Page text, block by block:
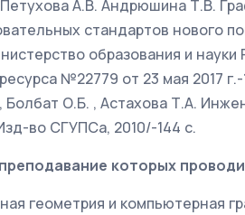
А.В. Андрюшина Т.В.
стандартов нового
образования и
№22779 от 23 мая 2017 г.-
Болбат О.Б. , Астахова Т.А.
во СГУПСа, 2010/-144 c.
которых
геометрия и компьютерная